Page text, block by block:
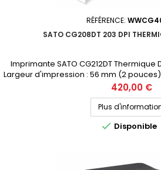
RÉFÉRENCE:
SATO CG208DT 203 DPI
Imprimante SATO CG212DT Thermique
Largeur d'impression : 56 mm (2 pouces)
Prix public (avant remise) : 385€ HT
personnalisé
Prix
420,00 €
Plus
 Disponible